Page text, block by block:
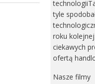
tyle
roku
ciekawych
ofertą
Nasze filmy